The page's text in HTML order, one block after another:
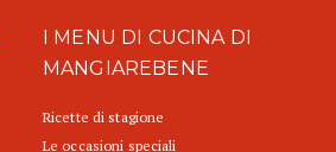
I MENU DI CUCINA DI
MANGIAREBENE
Ricette di stagione
Le occasioni speciali